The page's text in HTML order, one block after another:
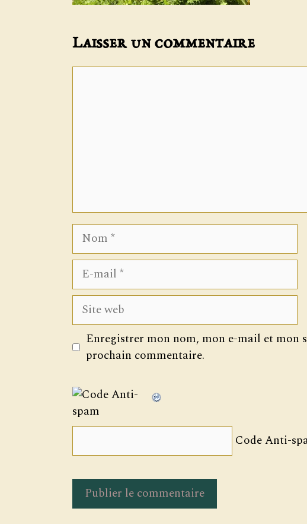
Laisser un commentaire
Nom
E-
mail
Site
web
Enregistrer mon nom, mon e-mail et mon
prochain commentaire.
Code Anti-